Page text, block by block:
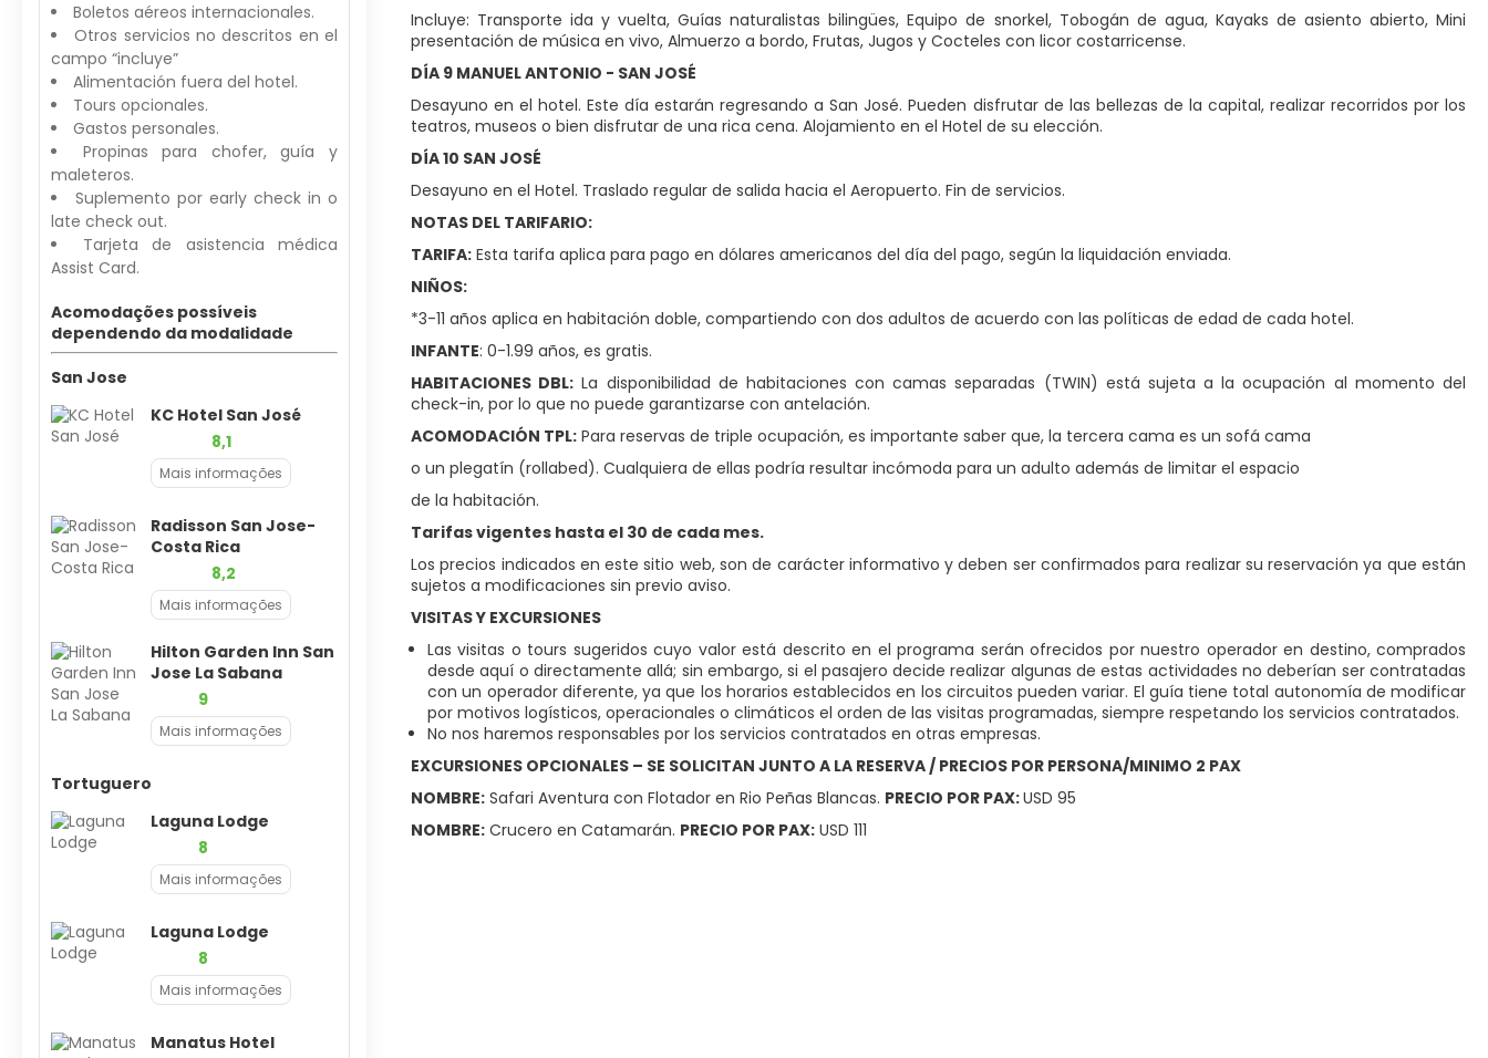
Incluye: Transporte ida y vuelta, Guías naturalistas bilingües, Equipo de snorkel, Tobogán de agua, Kayaks de asiento abierto, Mini
presentación de música en vivo, Almuerzo a bordo, Frutas, Jugos y Cocteles con licor costarricense.
DÍA 9 MANUEL ANTONIO - SAN JOSÉ
Desayuno en el hotel. Este día estarán regresando a San José. Pueden disfrutar de las bellezas de la capital, realizar recorridos por los
teatros, museos o bien disfrutar de una rica cena. Alojamiento en el Hotel de su elección.
DÍA 10 SAN JOSÉ
Desayuno en el Hotel. Traslado regular de salida hacia el Aeropuerto. Fin de servicios.
NOTAS DEL TARIFARIO:
TARIFA: Esta tarifa aplica para pago en dólares americanos del día del pago, según la liquidación enviada.
NIÑOS:
*3-11 años aplica en habitación doble, compartiendo con dos adultos de acuerdo con las políticas de edad de cada hotel.
INFANTE: 0-1.99 años, es gratis.
HABITACIONES DBL: La disponibilidad de habitaciones con camas separadas (TWIN) está sujeta a la ocupación al momento del
check-in, por lo que no puede garantizarse con antelación.
ACOMODACIÓN TPL: Para reservas de triple ocupación, es importante saber que, la tercera cama es un sofá cama
o un plegatín (rollabed). Cualquiera de ellas podría resultar incómoda para un adulto además de limitar el espacio
de la habitación.
Tarifas vigentes hasta el 30 de cada mes.
Los precios indicados en este sitio web, son de carácter informativo y deben ser confirmados para realizar su reservación ya que están
sujetos a modificaciones sin previo aviso.
VISITAS Y EXCURSIONES
Las visitas o tours sugeridos cuyo valor está descrito en el programa serán ofrecidos por nuestro operador en destino, comprados
desde aquí o directamente allá; sin embargo, si el pasajero decide realizar algunas de estas actividades no deberían ser contratadas
con un operador diferente, ya que los horarios establecidos en los circuitos pueden variar. El guía tiene total autonomía de modificar
por motivos logísticos, operacionales o climáticos el orden de las visitas programadas, siempre respetando los servicios contratados.
No nos haremos responsables por los servicios contratados en otras empresas.
EXCURSIONES OPCIONALES – SE SOLICITAN JUNTO A LA RESERVA / PRECIOS POR PERSONA/MINIMO 2 PAX
NOMBRE: Safari Aventura con Flotador en Rio Peñas Blancas. PRECIO POR PAX:USD 95
NOMBRE: Crucero en Catamarán. PRECIO POR PAX: USD 111
Boletos aéreos internacionales.
Otros servicios no descritos en el
campo “incluye”
Alimentación fuera del hotel.
Tours opcionales.
Gastos personales.
Propinas para chofer, guía y
maleteros.
Suplemento por early check in o
late check out.
Tarjeta de asistencia médica
Assist Card.
Acomodações possíveis
dependendo da modalidade
San Jose
KC Hotel San José
8,1
Mais informações
Radisson San Jose-
Costa Rica
8,2
Mais informações
Hilton Garden Inn San
Jose La Sabana
9
Mais informações
Tortuguero
Laguna Lodge
8
Mais informações
Laguna Lodge
8
Mais informações
Manatus Hotel